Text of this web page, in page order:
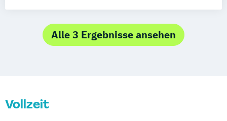
Fachkrankenpflege
Palliative Care
Schmerzmanagement in der Pflege
Schwesternhelferin/Pflegediensthelfer
Parchim Potsdam
und ambulanter Dienst
Behandlungspflege
Pflege
Alle 3 Ergebnisse ansehen
Vollzeit